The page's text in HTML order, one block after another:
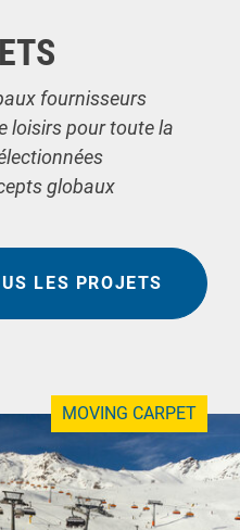
fournisseurs
loisirs pour toute la
globaux
LES PROJETS
MOVING CARPET